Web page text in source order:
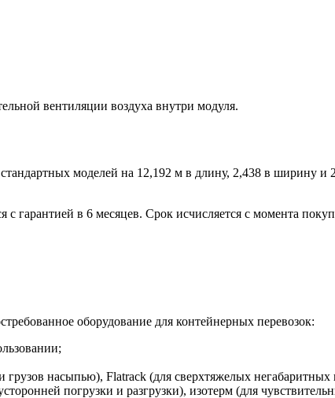
вентиляции воздуха внутри модуля.
моделей на 12,192 м в длину, 2,438 в ширину и
гарантией в 6 месяцев. Срок исчисляется с момента
оборудование для контейнерных перевозок:
насыпью), Flatrack (для сверхтяжелых негабаритных
погрузки и разгрузки), изотерм (для